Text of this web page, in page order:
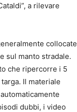
a rilevare
collocate
sul manto stradale.
che ripercorre i 5
Il materiale
dubbi, i video